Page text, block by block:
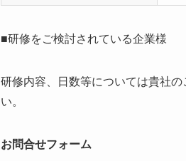
■研修をご検討されている企業様
研修内容、日数等については貴社
い。
お問合せフォーム